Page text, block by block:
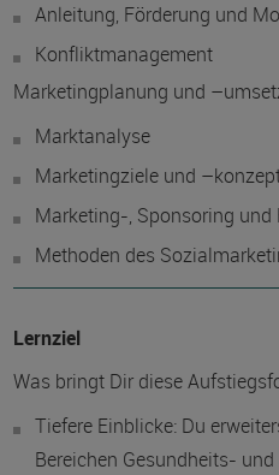
Anleitung, Förderung und
Konfliktmanagement
Marketingplanung und
Marktanalyse
Marketingziele und
Marketing-, Sponsoring
Methoden des
Lernziel
Was bringt Dir diese
Tiefere Einblicke: Du
Bereichen Gesundheits-